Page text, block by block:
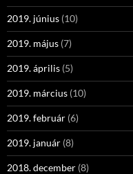
2019. június (10)
2019. május (7)
2019. április (5)
2019. március (10)
2019. február (6)
2019. január (8)
2018. december (8)